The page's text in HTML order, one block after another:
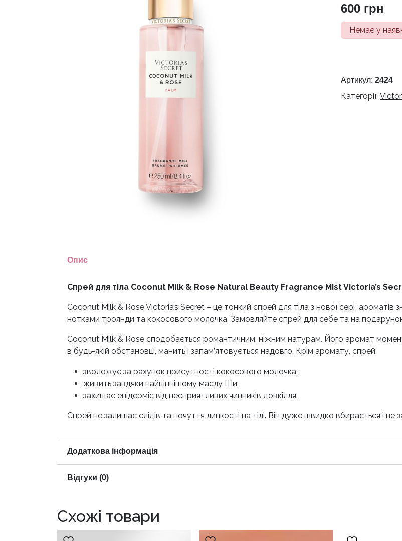
600 грн
Немає у
Артикул: 2424
Категорії:
Опис
Спрей для тіла Coconut Milk & Rose Natural Beauty Fragrance Mist Victoria’s
Coconut Milk & Rose Victoria’s Secret – це тонкий спрей для тіла з нової серії
нотками троянди та кокосового молочка. Замовляйте спрей для себе та на
Coconut Milk & Rose сподобається романтичним, ніжним натурам. Його аромат мо
в будь-якій обстановці, манить і запам’ятовується надовго. Крім аромату, спрей:
зволожує за рахунок присутності кокосового молочка;
живить завдяки найціннішому маслу Ши;
захищає епідерміс від несприятливих чинників довкілля.
Спрей не залишає слідів та почуття липкості на тілі. Він дуже швидко вбирається і не
Додаткова інформація
Відгуки (0)
Схожі товари